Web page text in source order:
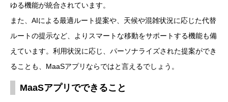
ゆる機能が統合されています。
また、AIによる最適ルート提案や、天候や混雑状況に応じた代替
ルートの提示など、よりスマートな移動をサポートする機能も備
えています。利用状況に応じ、パーソナライズされた提案ができ
ることも、MaaSアプリならではと言えるでしょう。
MaaSアプリでできること